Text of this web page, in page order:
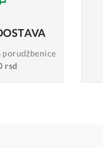
porudžbenice
rsd